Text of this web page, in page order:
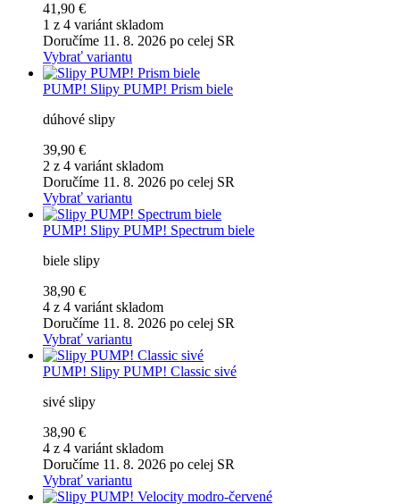
41,90 €
1 z 4 variánt skladom
Doručíme 11. 8. 2026 po celej SR
Vybrať variantu
PUMP! Slipy PUMP! Prism biele
dúhové slipy
39,90 €
2 z 4 variánt skladom
Doručíme 11. 8. 2026 po celej SR
Vybrať variantu
PUMP! Slipy PUMP! Spectrum biele
biele slipy
38,90 €
4 z 4 variánt skladom
Doručíme 11. 8. 2026 po celej SR
Vybrať variantu
PUMP! Slipy PUMP! Classic sivé
sivé slipy
38,90 €
4 z 4 variánt skladom
Doručíme 11. 8. 2026 po celej SR
Vybrať variantu